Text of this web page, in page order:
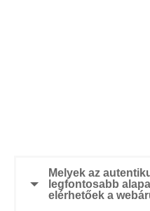
Melyek az
legfontosabb
elérhetőek a